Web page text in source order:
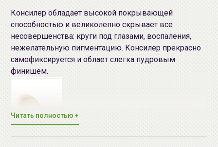
Консилер обладает высокой покрывающей
способностью и великолепно скрывает все
несовершенства: круги под глазами, воспаления,
нежелательную пигментацию. Консилер прекрасно
самофиксируется и облает слегка пудровым
финишем.
Читать полностью +